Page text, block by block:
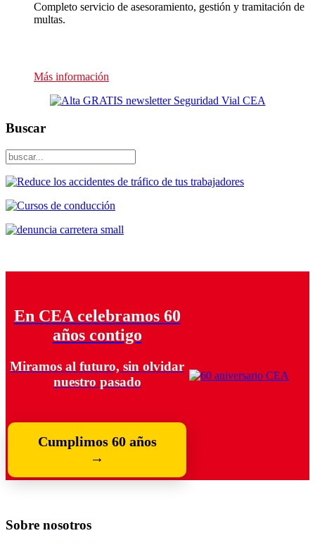
Completo servicio de asesoramiento, gestión y tramitación de
multas.
Más información
Buscar
En CEA celebramos 60
años contigo
Miramos al futuro, sin olvidar
nuestro pasado
Cumplimos 60 años
→
Sobre nosotros